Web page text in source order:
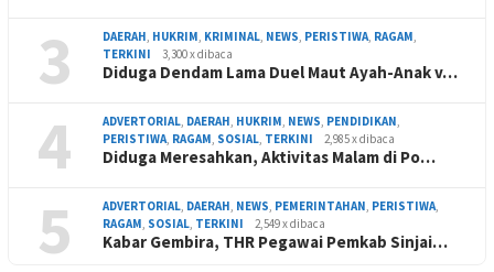
3 DAERAH HUKRIM KRIMINAL NEWS PERISTIWA RAGAM
TERKINI
3,300 x dibaca
Diduga Dendam Lama Duel Maut Ayah-Anak v…
4 ADVERTORIAL DAERAH HUKRIM NEWS PENDIDIKAN
PERISTIWA RAGAM SOSIAL TERKINI 2,985 x dibaca
Diduga Meresahkan, Aktivitas Malam di Po…
5 ADVERTORIAL DAERAH NEWS PEMERINTAHAN PERISTIWA
RAGAM SOSIAL TERKINI 2,549 x dibaca
Kabar Gembira, THR Pegawai Pemkab Sinjai…